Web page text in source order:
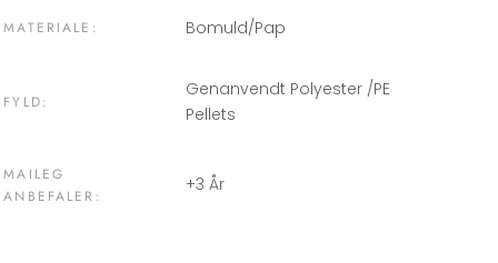
MATERIALE: Bomuld/Pap
FYLD:
Genanvendt Polyester /PE
Pellets
MAILEG
ANBEFALER:
+3 År